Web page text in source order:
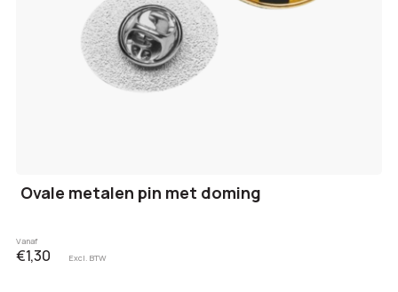
Ovale metalen pin met doming
Vanaf
€1,30 Excl. BTW